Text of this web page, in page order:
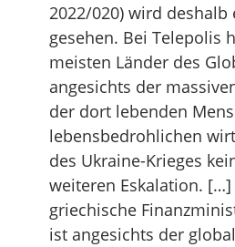
2022/020) wird deshalb
gesehen. Bei Telepolis
meisten Länder des
angesichts der
der dort lebenden
lebensbedrohlichen
des Ukraine-Krieges
weiteren Eskalation.
griechische
ist angesichts der